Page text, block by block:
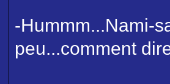
-Hummm...Nami-
peu...comment